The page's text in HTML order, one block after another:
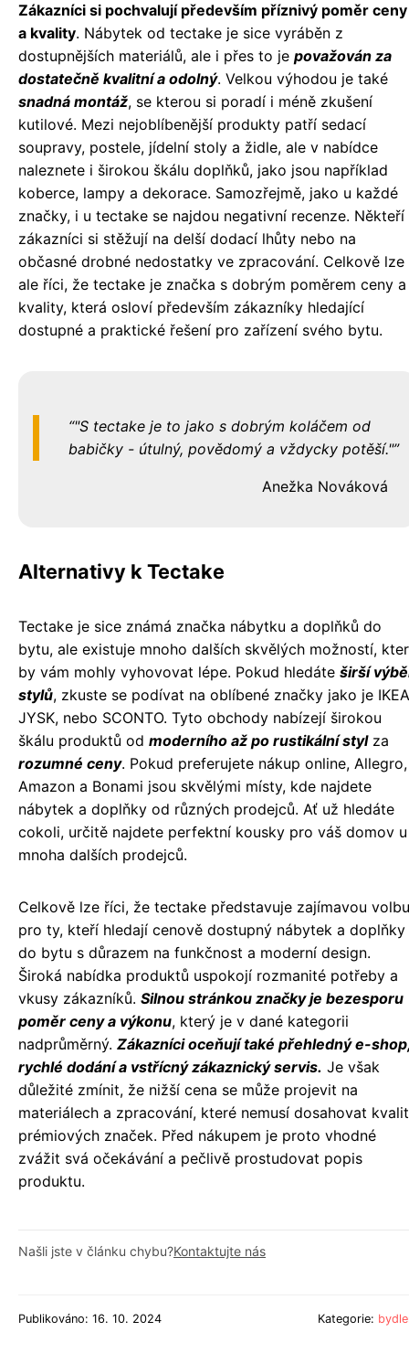
Zákazníci si pochvalují především příznivý poměr ceny
a kvality. Nábytek od tectake je sice vyráběn z
dostupnějších materiálů, ale i přes to je považován za
dostatečně kvalitní a odolný. Velkou výhodou je také
snadná montáž, se kterou si poradí i méně zkušení
kutilové. Mezi nejoblíbenější produkty patří sedací
soupravy, postele, jídelní stoly a židle, ale v nabídce
naleznete i širokou škálu doplňků, jako jsou například
koberce, lampy a dekorace. Samozřejmě, jako u každé
značky, i u tectake se najdou negativní recenze. Někteří
zákazníci si stěžují na delší dodací lhůty nebo na
občasné drobné nedostatky ve zpracování. Celkově lze
ale říci, že tectake je značka s dobrým poměrem ceny a
kvality, která osloví především zákazníky hledající
dostupné a praktické řešení pro zařízení svého bytu.
"S tectake je to jako s dobrým koláčem od
babičky - útulný, povědomý a vždycky potěší."
Anežka Nováková
Alternativy k Tectake
Tectake je sice známá značka nábytku a doplňků do
bytu, ale existuje mnoho dalších skvělých možností,
by vám mohly vyhovovat lépe. Pokud hledáte širší
stylů, zkuste se podívat na oblíbené značky jako je
JYSK, nebo SCONTO. Tyto obchody nabízejí širokou
škálu produktů od moderního až po rustikální stylza
rozumné ceny. Pokud preferujete nákup online, Allegro,
Amazon a Bonami jsou skvělými místy, kde najdete
nábytek a doplňky od různých prodejců. Ať už hledáte
cokoli, určitě najdete perfektní kousky pro váš domov u
mnoha dalších prodejců.
Celkově lze říci, že tectake představuje zajímavou volbu
pro ty, kteří hledají cenově dostupný nábytek a doplňky
do bytu s důrazem na funkčnost a moderní design.
Široká nabídka produktů uspokojí rozmanité potřeby a
vkusy zákazníků. Silnou stránkou značky je bezesporu
poměr ceny a výkonu, který je v dané kategorii
nadprůměrný. Zákazníci oceňují také přehledný e-
rychlé dodání a vstřícný zákaznický servis. Je však
důležité zmínit, že nižší cena se může projevit na
materiálech a zpracování, které nemusí dosahovat kvalit
prémiových značek. Před nákupem je proto vhodné
zvážit svá očekávání a pečlivě prostudovat popis
produktu.
Našli jste v článku chybu?Kontaktujte nás
Publikováno: 16. 10. 2024 Kategorie: